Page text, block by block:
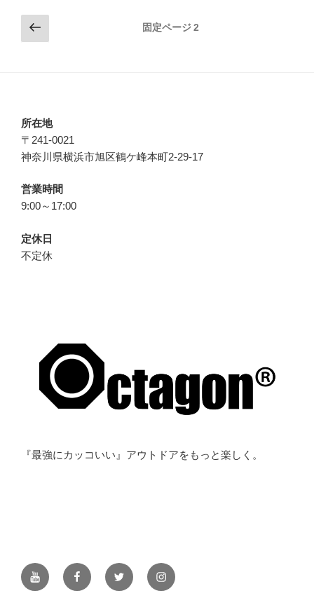
投
稿
ジ
送
り
前
の
固定ページ2
所在地
〒241-0021
神奈川県横浜市旭区鶴ケ峰本町2-29-17
営業時間
9:00～17:00
定休日
不定休
『最強にカッコいい』アウトドアをもっと楽しく。
YouTube FacebookTwitter Instagram